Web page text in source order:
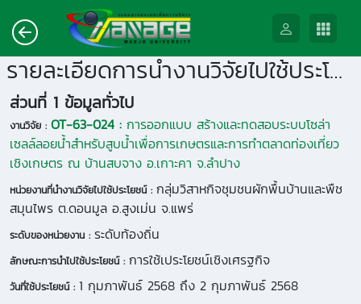
รายละเอียดการนำงานวิจัยไปใช้ประโยชน์
ส่วนที่ 1 ข้อมูลทั่วไป
งานวิจัย : OT-63-024 : การออกแบบ สร้างและทดสอบระบบโซล่า
เซลล์ลอยน้ำสำหรับสูบน้ำเพื่อการเกษตรและการทำตลาดท่องเที่ยว
เชิงเกษตร ณ บ้านสบจาง อ.เกาะคา จ.ลำปาง
หน่วยงานที่นำงานวิจัยไปใช้ประโยชน์ : กลุ่มวิสาหกิจชุมชนผักพื้นบ้านและพืช
สมุนไพร ต.ดอนมูล อ.สูงเม่น จ.แพร่
ระดับของหน่วยงาน : ระดับท้องถิ่น
ลักษณะการนำไปใช้ประโยชน์ : การใช้เประโยชน์เชิงเศรฐกิจ
วันที่ใช้ประโยชน์ : 1 กุมภาพันธ์ 2568 ถึง 2 กุมภาพันธ์ 2568